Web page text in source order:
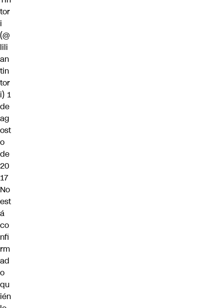
tor
i
(@
lili
an
tin
tor
i) 1
de
ag
ost
o
de
20
17
No
est
á
co
nfi
rm
ad
o
qu
ién